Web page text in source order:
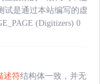
试是通过本站编写的虚
(Digitizers) 0
述符结构体一致，并无